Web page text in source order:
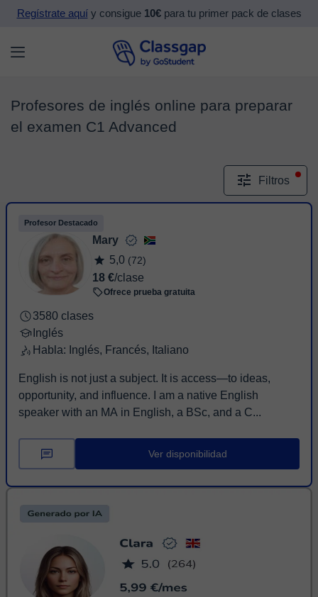
Regístrate aquíy consigue 10€para tu primer pack de clases
Profesores de inglés online para preparar
el examen C1 Advanced
Filtros
Profesor Destacado
Mary
5,0 (72)
18 €/clase
Ofrece prueba gratuita
3580 clases
Inglés
Habla: Inglés, Francés, Italiano
English is not just a subject. It is access—to ideas,
opportunity, and influence. I am a native English
speaker with an MA in English, a BSc, and a C...
Ver disponibilidad